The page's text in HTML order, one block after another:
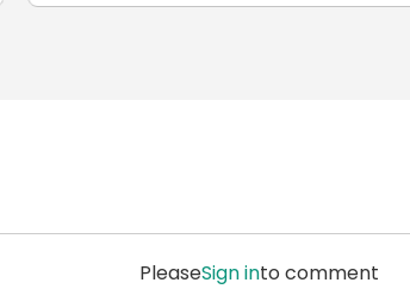
PleaseSign into comment